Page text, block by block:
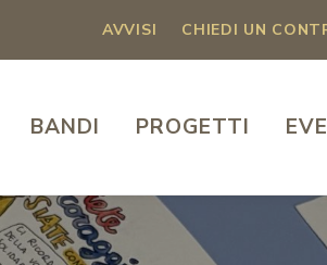
AVVISI CHIEDI UN
BANDI PROGETTI